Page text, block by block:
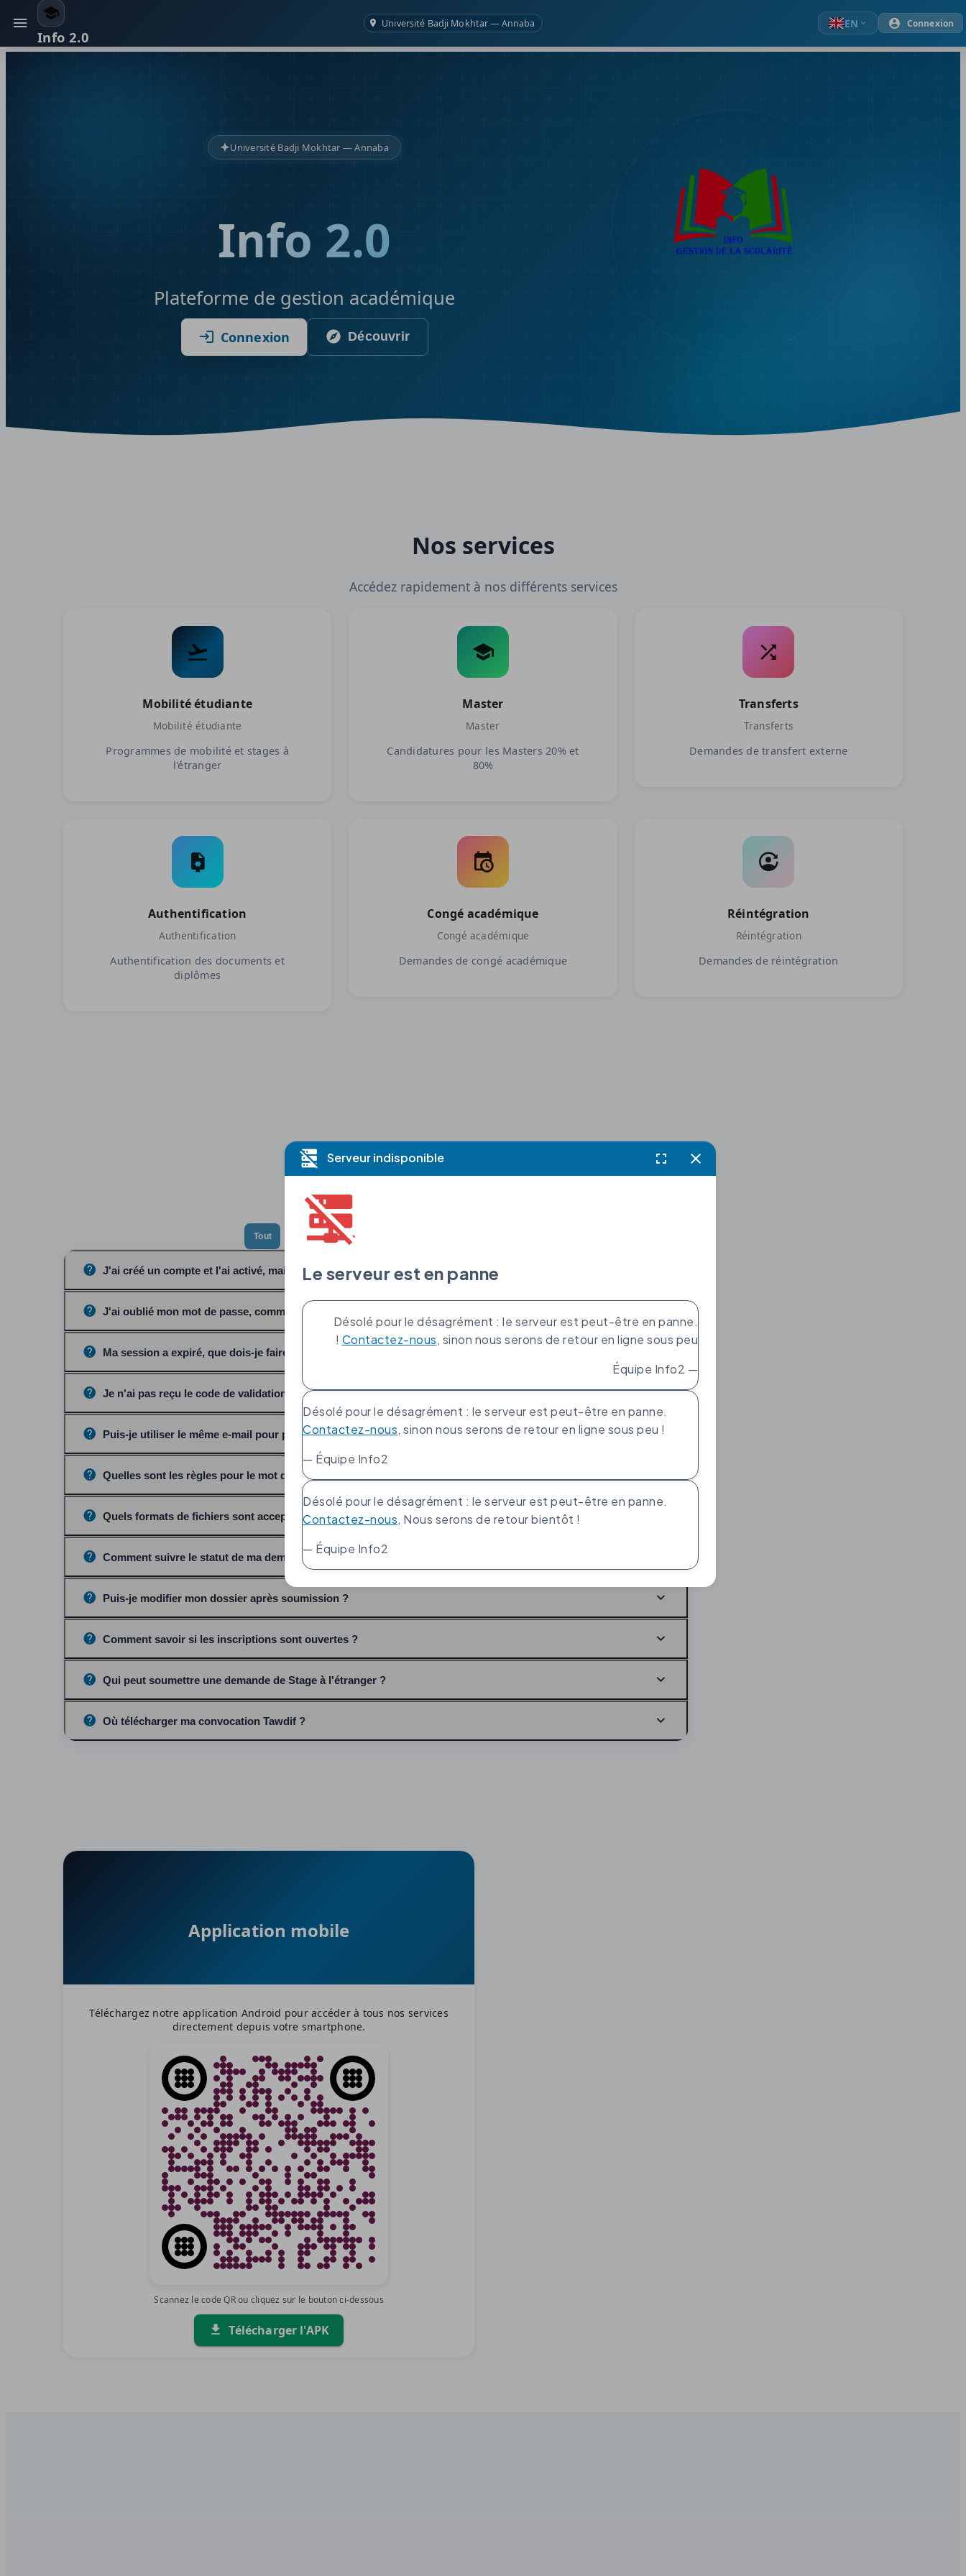
Info 2.0
Université Badji Mokhtar — Annaba EN Connexion
Université Badji Mokhtar — Annaba
Info 2.0
Plateforme de gestion académique
Connexion Découvrir
Nos services
Accédez rapidement à nos différents services
Mobilité étudiante
Mobilité étudiante
Programmes de mobilité et stages à
l'étranger
Master
Master
Candidatures pour les Masters 20% et
80%
Transferts
Transferts
Demandes de transfert externe
Authentification
Authentification
Authentification des documents et
diplômes
Congé académique
Congé académique
Demandes de congé académique
Réintégration
Réintégration
Demandes de réintégration
Questions fréquentes
Trouvez rapidement les réponses à vos questions
Tout Compte Connexion
J'ai créé un compte et l'ai activé, mais je n'arrive pas à me connecter.
J'ai oublié mon mot de passe, comment le réinitialiser ?
Ma session a expiré, que dois-je faire ?
Je n'ai pas reçu le code de validation par e-mail.
Puis-je utiliser le même e-mail pour plusieurs services ?
Quelles sont les règles pour le mot de passe ?
Quels formats de fichiers sont acceptés pour les documents ?
Comment suivre le statut de ma demande ?
Puis-je modifier mon dossier après soumission ?
Comment savoir si les inscriptions sont ouvertes ?
Qui peut soumettre une demande de Stage à l'étranger ?
Où télécharger ma convocation Tawdif ?
Application mobile
Téléchargez notre application Android pour accéder à tous nos services
directement depuis votre smartphone.
Scannez le code QR ou cliquez sur le bouton ci-dessous
Télécharger l'APK
Serveur indisponible
Le serveur est en panne
Désolé pour le désagrément : le serveur est peut-être en panne.
Contactez-nous, sinon nous serons de retour en ligne sous peu !
— Équipe Info2
Désolé pour le désagrément : le serveur est peut-être en panne.
Contactez-nous, sinon nous serons de retour en ligne sous peu !
— Équipe Info2
Désolé pour le désagrément : le serveur est peut-être en panne.
Contactez-nous, Nous serons de retour bientôt !
— Équipe Info2